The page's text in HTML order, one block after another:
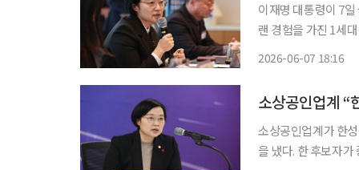
이재명 대통령이 7
랜 경험을 가진 1세대 벤처 기업인으로
2026-06-07 18:16
소상공인업계 “
소상공인업계가 한
을 냈다. 한 후보자